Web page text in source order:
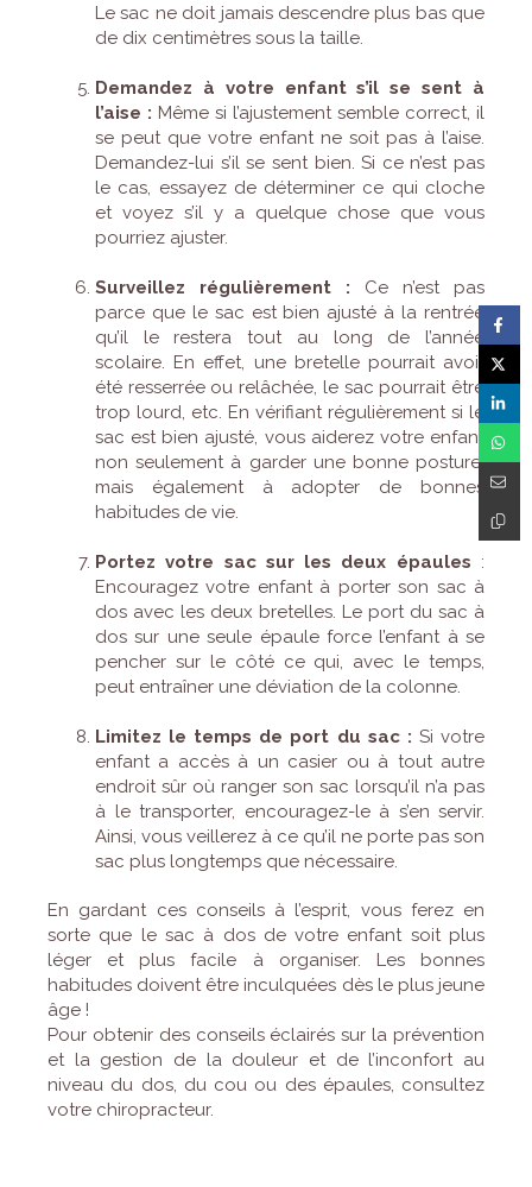
Le sac ne doit jamais descendre plus bas que
de dix centimètres sous la taille.
Demandez à votre enfant s’il se sent à
l’aise : Même si l’ajustement semble correct, il
se peut que votre enfant ne soit pas à l’aise.
Demandez-lui s’il se sent bien. Si ce n’est pas
le cas, essayez de déterminer ce qui cloche
et voyez s’il y a quelque chose que vous
pourriez ajuster.
Surveillez régulièrement : Ce n’est pas
parce que le sac est bien ajusté à la rentrée
qu’il le restera tout au long de l’année
scolaire. En effet, une bretelle pourrait avoir
été resserrée ou relâchée, le sac pourrait être
trop lourd, etc. En vérifiant régulièrement si le
sac est bien ajusté, vous aiderez votre enfant
non seulement à garder une bonne posture,
mais également à adopter de bonnes
habitudes de vie.
Portez votre sac sur les deux épaules :
Encouragez votre enfant à porter son sac à
dos avec les deux bretelles. Le port du sac à
dos sur une seule épaule force l’enfant à se
pencher sur le côté ce qui, avec le temps,
peut entraîner une déviation de la colonne.
Limitez le temps de port du sac : Si votre
enfant a accès à un casier ou à tout autre
endroit sûr où ranger son sac lorsqu’il n’a pas
à le transporter, encouragez-le à s’en servir.
Ainsi, vous veillerez à ce qu’il ne porte pas son
sac plus longtemps que nécessaire.
En gardant ces conseils à l’esprit, vous ferez en
sorte que le sac à dos de votre enfant soit plus
léger et plus facile à organiser. Les bonnes
habitudes doivent être inculquées dès le plus jeune
âge !
Pour obtenir des conseils éclairés sur la prévention
et la gestion de la douleur et de l’inconfort au
niveau du dos, du cou ou des épaules, consultez
votre chiropracteur.